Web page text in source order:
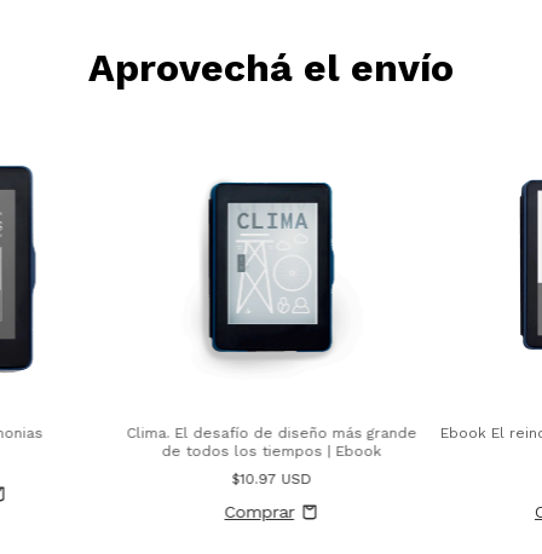
Aprovechá el envío
Clima. El desafío de diseño más grande
de todos los tiempos | Ebook
$10.97 USD
Ebook El